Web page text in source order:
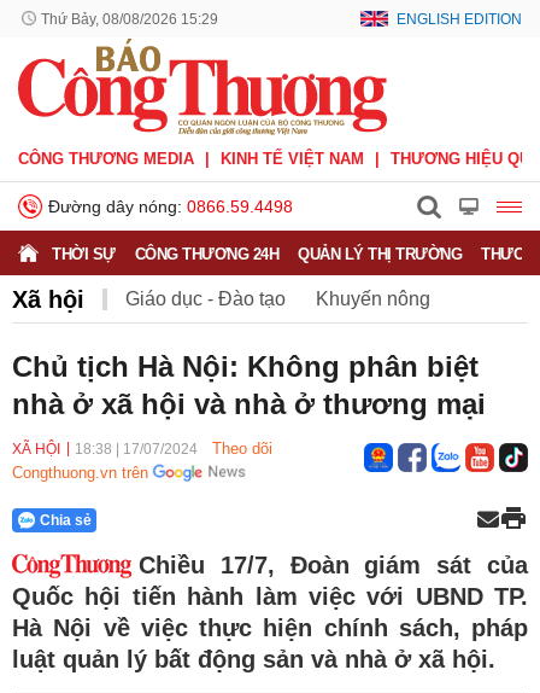
Thứ Bảy, 08/08/2026 15:29 ENGLISH EDITION
CÔNG THƯƠNG MEDIA KINH TẾ VIỆT NAM THƯƠNG HIỆU
Đường dây nóng: 0866.59.4498
THỜI SỰ CÔNG THƯƠNG 24H QUẢN LÝ THỊ TRƯỜNG
Xã hội Giáo dục - Đào tạo Khuyến nông
Phát triển bền vững Sức khỏe Việc làm
Chủ tịch Hà Nội: Không phân biệt
nhà ở xã hội và nhà ở thương mại
XÃ HỘI 18:38 17/07/2024
Theo dõi
Congthuong.vn trên
Chia sẻ
Chiều 17/7, Đoàn giám sát của
Quốc hội tiến hành làm việc với UBND TP.
Hà Nội về việc thực hiện chính sách, pháp
luật quản lý bất động sản và nhà ở xã hội.